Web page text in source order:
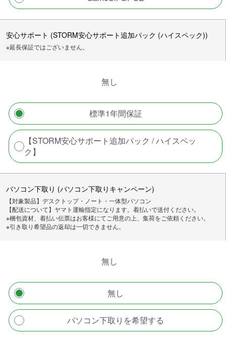
安心サポート (STORM安心サポート追加パック (ハイスペック))
※延長保証ではございません。
無し
標準1年間保証
【STORM安心サポート追加パック / ハイスペッ
ク】
パソコン下取り (パソコン下取りキャンペーン)
【対象製品】デスクトップ・ノート・一体型パソコン
【配送について】ヤマト運輸指定になります。着払いで送付ください。
※梱包資材、着払い伝票はお客様にてご用意の上、集荷をご依頼ください。
※引き取り希望品の返却は一切できません。
無し
無し
パソコン下取りを希望する